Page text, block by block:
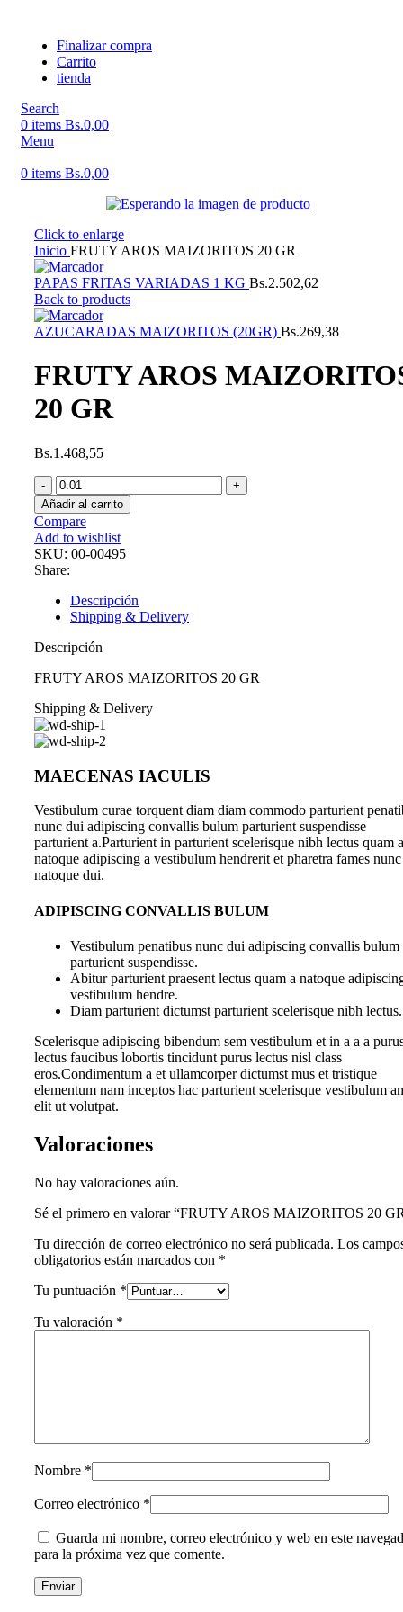
Finalizar compra
Carrito
tienda
Search
0 items Bs.0,00
Menu
0 items Bs.0,00
Click to enlarge
Inicio FRUTY AROS MAIZORITOS 20 GR
PAPAS FRITAS VARIADAS 1 KG Bs.2.502,62
Back to products
AZUCARADAS MAIZORITOS (20GR) Bs.269,38
FRUTY AROS
20 GR
Bs.1.468,55
FRUTY
AROS
MAIZORITOS
20
GR
cantidad
Añadir al carrito
Compare
Add to wishlist
SKU: 00-00495
Share:
Descripción
Shipping & Delivery
Descripción
FRUTY AROS MAIZORITOS 20 GR
Shipping & Delivery
MAECENAS IACULIS
Vestibulum curae torquent diam diam commodo parturient
nunc dui adipiscing convallis bulum parturient suspendisse
parturient a.Parturient in parturient scelerisque nibh lectus quam a
natoque adipiscing a vestibulum hendrerit et pharetra fames nunc
natoque dui.
ADIPISCING CONVALLIS BULUM
Vestibulum penatibus nunc dui adipiscing convallis bulum
parturient suspendisse.
Abitur parturient praesent lectus quam a natoque
vestibulum hendre.
Diam parturient dictumst parturient scelerisque nibh lectus.
Scelerisque adipiscing bibendum sem vestibulum et in a a a
lectus faucibus lobortis tincidunt purus lectus nisl class
eros.Condimentum a et ullamcorper dictumst mus et tristique
elementum nam inceptos hac parturient scelerisque vestibulum
elit ut volutpat.
Valoraciones
No hay valoraciones aún.
Sé el primero en valorar “FRUTY AROS MAIZORITOS 20
Tu dirección de correo electrónico no será publicada. Los
obligatorios están marcados con *
Tu puntuación *
Tu valoración *
Nombre *
Correo electrónico *
Guarda mi nombre, correo electrónico y web en este
para la próxima vez que comente.